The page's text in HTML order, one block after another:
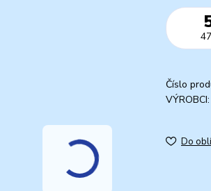
Číslo
VÝROBCI:
Do